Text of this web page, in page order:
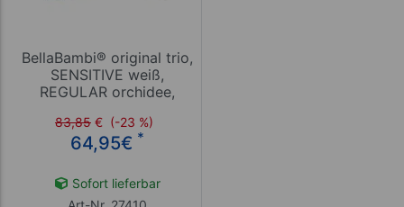
BellaBambi® original trio,
SENSITIVE weiß,
REGULAR orchidee,
Cup Set
83,85 € (-23 %)
64,95€ *
Sofort lieferbar